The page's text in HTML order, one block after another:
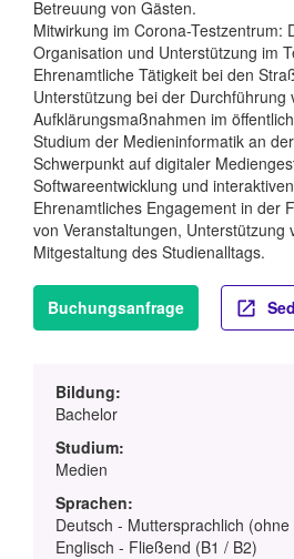
Betreuung von Gästen.
Mitwirkung im Corona-Testzentrum:
Organisation und Unterstützung im
Ehrenamtliche Tätigkeit bei den
Unterstützung bei der Durchführung
Aufklärungsmaßnahmen im
Studium der Medieninformatik an
Schwerpunkt auf digitaler
Softwareentwicklung und
Ehrenamtliches Engagement in der
von Veranstaltungen, Unterstützung
Mitgestaltung des Studienalltags.
Buchungsanfrage
Bildung:
Bachelor
Studium:
Medien
Sprachen:
Deutsch - Muttersprachlich (ohne
Englisch - Fließend (B1 / B2)